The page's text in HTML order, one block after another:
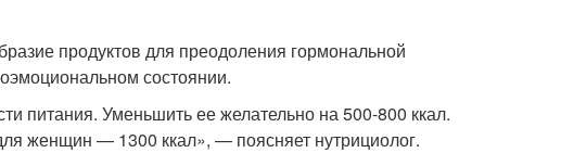
продуктов для преодоления гормональной
состоянии.
питания. Уменьшить ее желательно на 500-800 ккал.
женщин — 1300 ккал», — поясняет нутрициолог.